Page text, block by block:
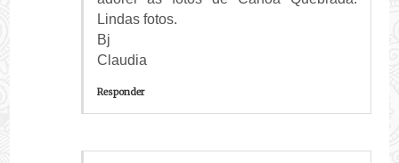
Lindas fotos.
Bj
Claudia
Responder